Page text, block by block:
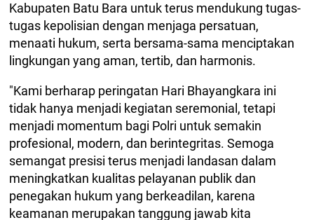
Kabupaten Batu Bara untuk terus mendukung tugas-
tugas kepolisian dengan menjaga persatuan,
menaati hukum, serta bersama-sama menciptakan
lingkungan yang aman, tertib, dan harmonis.
"Kami berharap peringatan Hari Bhayangkara ini
tidak hanya menjadi kegiatan seremonial, tetapi
menjadi momentum bagi Polri untuk semakin
profesional, modern, dan berintegritas. Semoga
semangat presisi terus menjadi landasan dalam
meningkatkan kualitas pelayanan publik dan
penegakan hukum yang berkeadilan, karena
keamanan merupakan tanggung jawab kita